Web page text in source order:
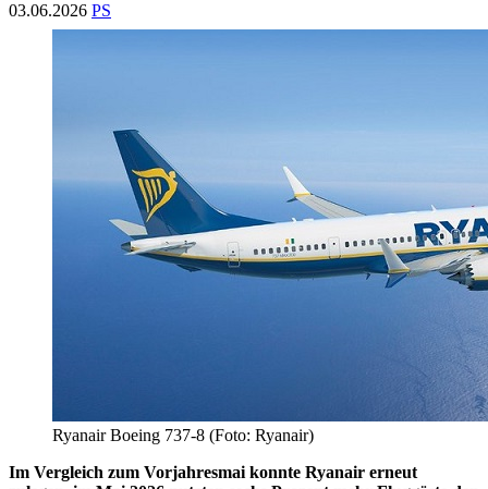
03.06.2026 PS
Ryanair Boeing 737-8 (Foto: Ryanair)
Im Vergleich zum Vorjahresmai konnte Ryanair erneut